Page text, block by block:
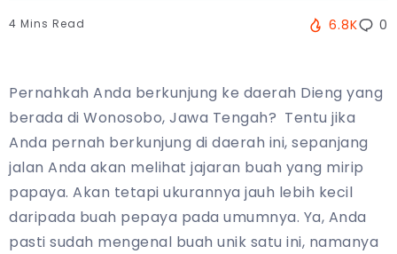
4 Mins Read 6.8K 0
Pernahkah Anda berkunjung ke daerah Dieng yang
berada di Wonosobo, Jawa Tengah? Tentu jika
Anda pernah berkunjung di daerah ini, sepanjang
jalan Anda akan melihat jajaran buah yang mirip
papaya. Akan tetapi ukurannya jauh lebih kecil
daripada buah pepaya pada umumnya. Ya, Anda
pasti sudah mengenal buah unik satu ini, namanya